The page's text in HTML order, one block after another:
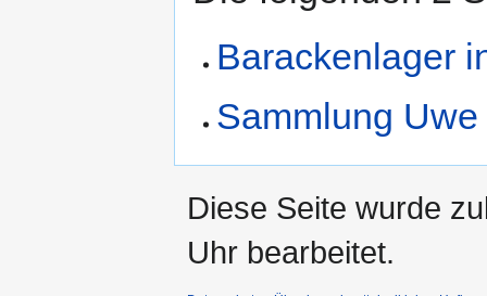
Barackenlager
Sammlung
Diese Seite wurde
Uhr bearbeitet.